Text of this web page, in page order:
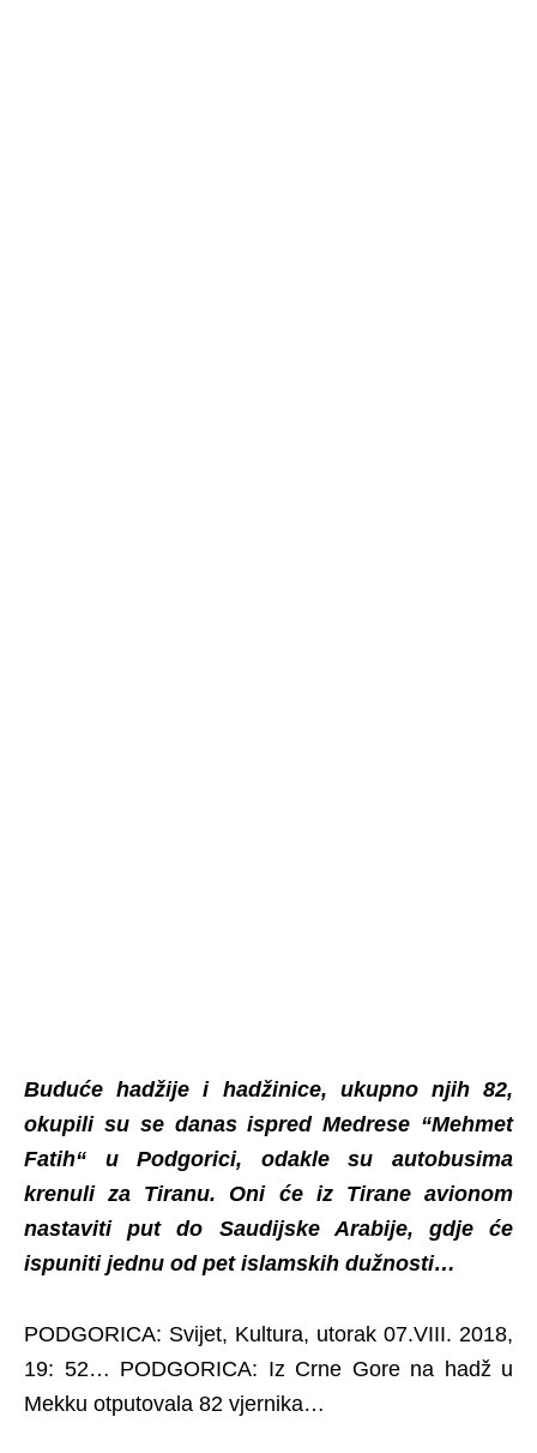
Buduće hadžije i hadžinice, ukupno njih 82,
okupili su se danas ispred Medrese “Mehmet
Fatih“ u Podgorici, odakle su autobusima
krenuli za Tiranu. Oni će iz Tirane avionom
nastaviti put do Saudijske Arabije, gdje će
ispuniti jednu od pet islamskih dužnosti…
PODGORICA: Svijet, Kultura, utorak 07.VIII. 2018,
19: 52… PODGORICA: Iz Crne Gore na hadž u
Mekku otputovala 82 vjernika…